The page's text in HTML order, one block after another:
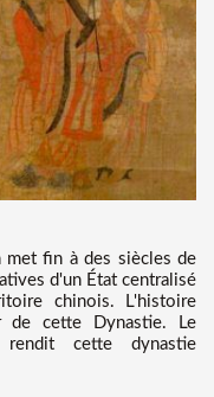
fin à des siècles de
d'un État centralisé
chinois. L'histoire
de cette Dynastie. Le
cette dynastie